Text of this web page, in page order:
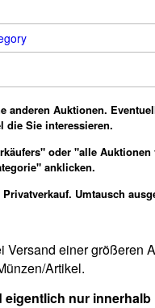
anderen Auktionen.
die Sie interessieren.
oder "alle
anklicken.
Umtausch
Versand einer größeren
Artikel.
eigentlich nur innerhalb